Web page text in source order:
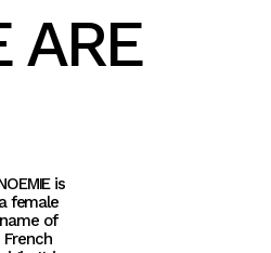
ARE
is
a female
name of
French